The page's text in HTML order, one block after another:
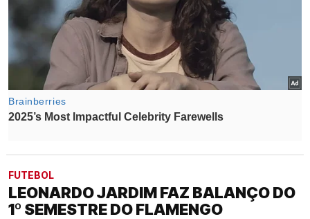
FUTEBOL
LEONARDO JARDIM FAZ BALANÇO DO
1º SEMESTRE DO FLAMENGO